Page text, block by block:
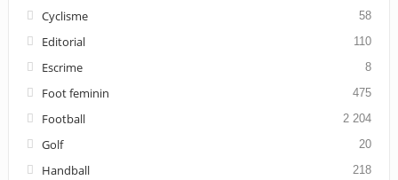
Cyclisme 58
Editorial 110
Escrime 8
Foot feminin 475
Football 2 204
Golf 20
Handball 218